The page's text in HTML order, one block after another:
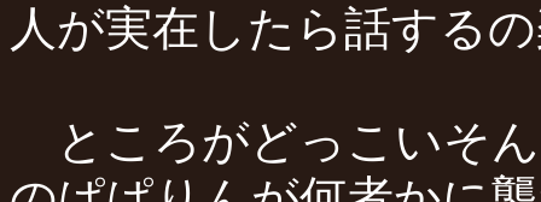
人が実在したら話する
ところがどっこいそ